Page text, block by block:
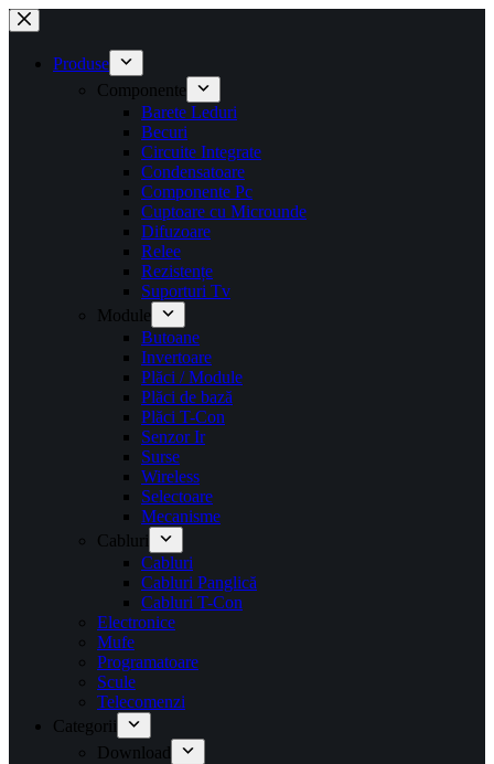
Sari
la
conținutProduse
Componente
Barete Leduri
Becuri
Circuite Integrate
Condensatoare
Componente Pc
Cuptoare cu Microunde
Difuzoare
Relee
Rezistențe
Suporturi Tv
Module
Butoane
Invertoare
Plăci / Module
Plăci de bază
Plăci T-Con
Senzor Ir
Surse
Wireless
Selectoare
Mecanisme
Cabluri
Cabluri
Cabluri Panglică
Cabluri T-Con
Electronice
Mufe
Programatoare
Scule
Telecomenzi
Categorii
Download